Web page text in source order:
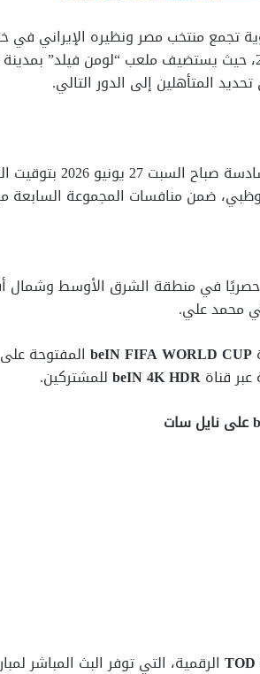
تجمع منتخب مصر ونظيره الإيراني في
المجموعات ببطولة كأس العالم 2026، حيث يستضيف ملعب “لومن
المتأهلين إلى الدور التالي.
تنطلق المباراة في تمام
ضمن منافسات المجموعة السابعة
حصريًا في منطقة الشرق الأوسط وشمال
محمد علي.
beIN FIFA WORLD CUPالمفتوحة على
قناةbeIN 4K HDRللمشتركين.
TODالرقمية، التي توفر البث المباشر